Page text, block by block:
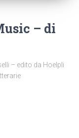
– di
– edito da Hoelpli